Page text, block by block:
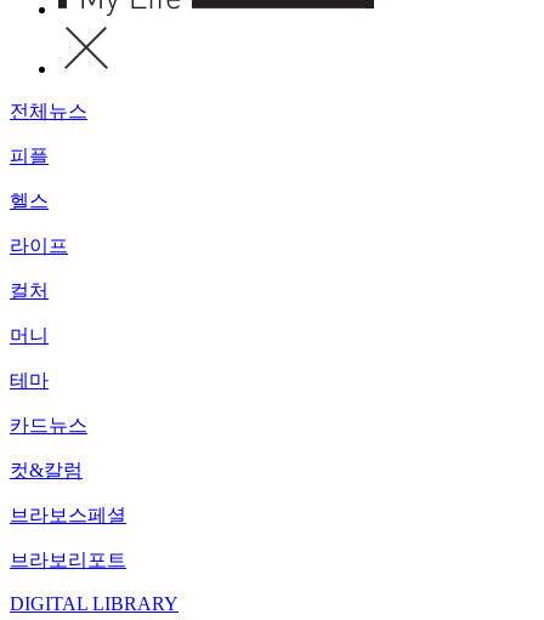
전체뉴스
피플
헬스
라이프
컬처
머니
테마
카드뉴스
컷&칼럼
브라보스페셜
브라보리포트
DIGITAL LIBRARY